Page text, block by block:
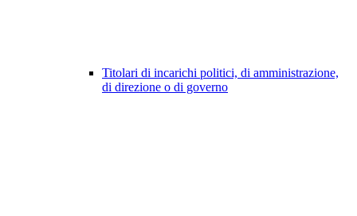
Titolari di incarichi politici, di amministrazione,
di direzione o di governo